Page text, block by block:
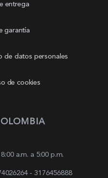
entrega
garantía
de datos personales
de cookies
a.m. a 5:00 p.m.
- 3176456888